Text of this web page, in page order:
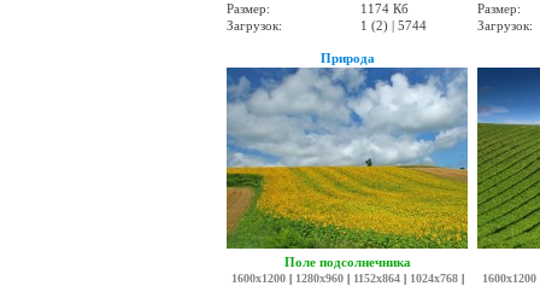
Размер:
1174 Кб
Загрузок:
1 (2) | 5744
Размер:
Загрузок:
Природа
Поле подсолнечника
1600x1200| 1280x960| 1152x864| 1024x768|
1600x1200